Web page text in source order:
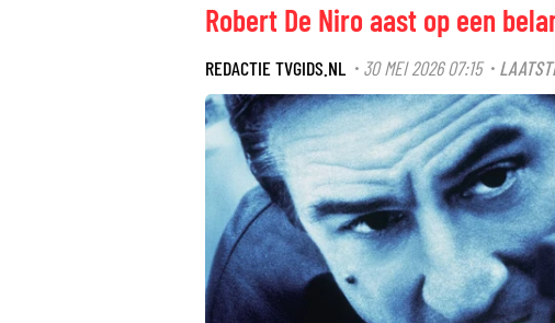
Robert De Niro aast op een
REDACTIE TVGIDS.NL· 30 MEI 2026 07:15·